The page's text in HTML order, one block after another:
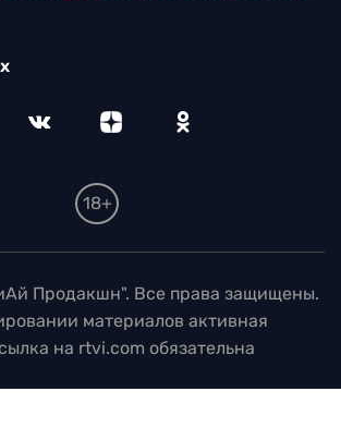
18+
Продакшн". Все права защищены.
материалов активная
на rtvi.com обязательна